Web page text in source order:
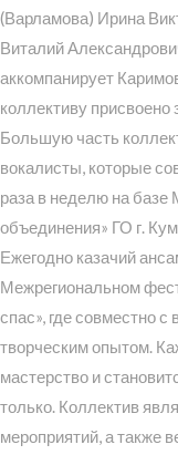
(Варламова) Ирина
Виталий
аккомпанирует
коллективу
Большую часть
вокалисты, которые
раза в неделю на базе
объединения» ГО г.
Ежегодно казачий
Межрегиональном
спас», где совместно
творческим опытом.
мастерство и
только. Коллектив
мероприятий, а также